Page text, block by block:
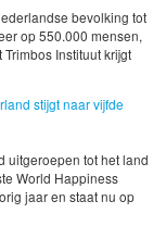
bevolking tot
op 550.000 mensen,
Instituut krijgt
stijgt naar vijfde
uitgeroepen tot het land
World Happiness
jaar en staat nu op